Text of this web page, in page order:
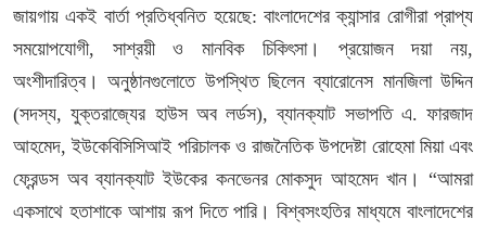
জায়গায় একই বার্তা প্রতিধ্বনিত হয়েছে: বাংলাদেশের ক্যান্সার রোগীরা প্রাপ্য
সময়োপযোগী, সাশ্রয়ী ও মানবিক চিকিৎসা। প্রয়োজন দয়া নয়,
অংশীদারিত্ব। অনুষ্ঠানগুলোতে উপস্থিত ছিলেন ব্যারোনেস মানজিলা উদ্দিন
(সদস্য, যুক্তরাজ্যের হাউস অব লর্ডস), ব্যানক্যাট সভাপতি এ. ফারজাদ
আহমেদ, ইউকেবিসিসিআই পরিচালক ও রাজনৈতিক উপদেষ্টা রোহেমা মিয়া এবং
ফ্রেন্ডস অব ব্যানক্যাট ইউকের কনভেনর মোকসুদ আহমেদ খান। “আমরা
একসাথে হতাশাকে আশায় রূপ দিতে পারি। বিশ্বসংহতির মাধ্যমে বাংলাদেশের